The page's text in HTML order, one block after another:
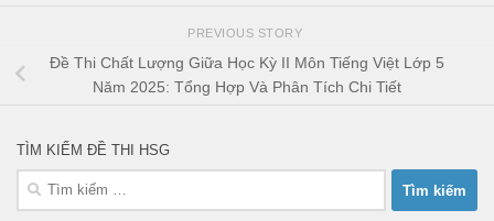
PREVIOUS STORY
Đề Thi Chất Lượng Giữa Học Kỳ II Môn Tiếng Việt Lớp 5
Năm 2025: Tổng Hợp Và Phân Tích Chi Tiết
TÌM KIẾM ĐỀ THI HSG
Tìm
kiếm